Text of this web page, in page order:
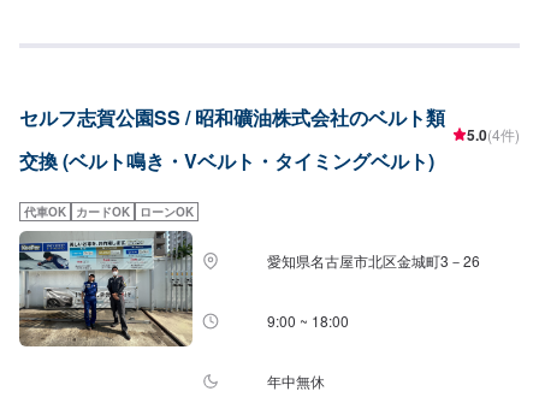
セルフ志賀公園SS / 昭和礦油株式会社のベルト類
交換 (ベルト鳴き・Vベルト・タイミングベルト)
5.0(4件)
代車OK カードOK ローンOK
愛知県名古屋市北区金城町3－26
9:00 ~ 18:00
年中無休